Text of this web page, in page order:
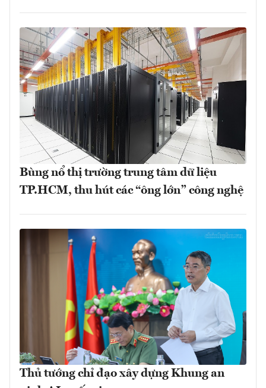
Bùng nổ thị trường trung tâm dữ liệu
TP.HCM, thu hút các “ông lớn” công nghệ
Thủ tướng chỉ đạo xây dựng Khung an